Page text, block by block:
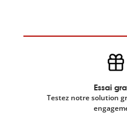
Essai
Testez notre solution